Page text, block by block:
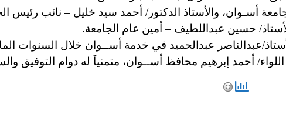
أسـوان، والأستاذ الدكتور/ أحمد سيد خليل – نائب رئيس
الأستاذ/ حسين عبداللطيف – أمين عام الجامعة.
عبدالناصر عبدالحميد في خدمة أســوان خلال السنوات
أحمد إبرهيم محافظ أســوان، متمنياَ له دوام التوفيق